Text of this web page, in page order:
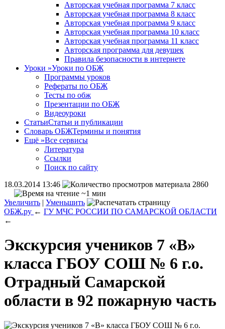
Авторская учебная программа 7 класс
Авторская учебная программа 8 класс
Авторская учебная программа 9 класс
Авторская учебная программа 10 класс
Авторская учебная программа 11 класс
Авторская программа для девушек
Правила безопасности в интернете
Уроки »Уроки по ОБЖ
Программы уроков
Рефераты по ОБЖ
Тесты по обж
Презентации по ОБЖ
Видеоуроки
СтатьиСтатьи и публикации
Словарь ОБЖТермины и понятия
Ещё »Все сервисы
Литература
Ссылки
Поиск по сайту
18.03.2014 13:46
2860
~1 мин
Увеличить | Уменьшить
ОБЖ.ру ← ГУ МЧС РОССИИ ПО САМАРСКОЙ ОБЛАСТИ
←
Экскурсия учеников 7 «В»
класса ГБОУ СОШ № 6 г.о.
Отрадный Самарской
области в 92 пожарную часть